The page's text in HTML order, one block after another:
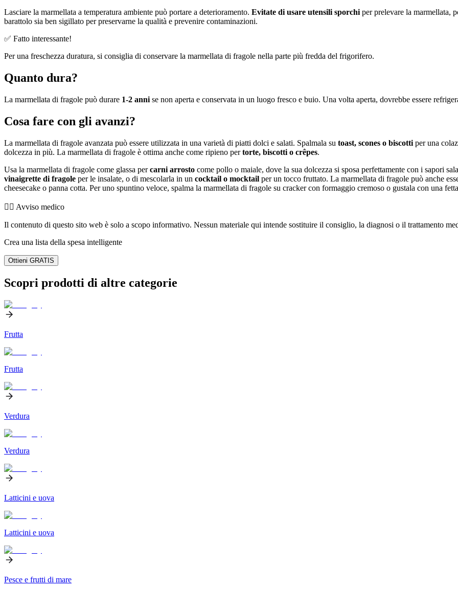
Lasciare la marmellata a temperatura ambiente può portare a deterioramento. Evitate di usare utensili sporchi per prelevare la marmellata,
barattolo sia ben sigillato per preservarne la qualità e prevenire contaminazioni.
✅ Fatto interessante!
Per una freschezza duratura, si consiglia di conservare la marmellata di fragole nella parte più fredda del frigorifero.
Quanto dura?
La marmellata di fragole può durare 1-2 anni se non aperta e conservata in un luogo fresco e buio. Una volta aperta, dovrebbe essere
Cosa fare con gli avanzi?
La marmellata di fragole avanzata può essere utilizzata in una varietà di piatti dolci e salati. Spalmala su toast, scones o biscotti per una
dolcezza in più. La marmellata di fragole è ottima anche come ripieno pertorte, biscotti o crêpes.
Usa la marmellata di fragole come glassa percarni arrosto come pollo o maiale, dove la sua dolcezza si sposa perfettamente con i sapori
vinaigrette di fragole per le insalate, o di mescolarla in un cocktail o mocktail per un tocco fruttato. La marmellata di fragole può anche
cheesecake o panna cotta. Per uno spuntino veloce, spalma la marmellata di fragole su cracker con formaggio cremoso o gustala con una
👨‍⚕️️ Avviso medico
Il contenuto di questo sito web è solo a scopo informativo. Nessun materiale qui intende sostituire il consiglio, la diagnosi o il trattamento
Crea una lista della spesa intelligente
Ottieni GRATIS
Scopri prodotti di altre categorie
Frutta
Frutta
Verdura
Verdura
Latticini e uova
Latticini e uova
Pesce e frutti di mare